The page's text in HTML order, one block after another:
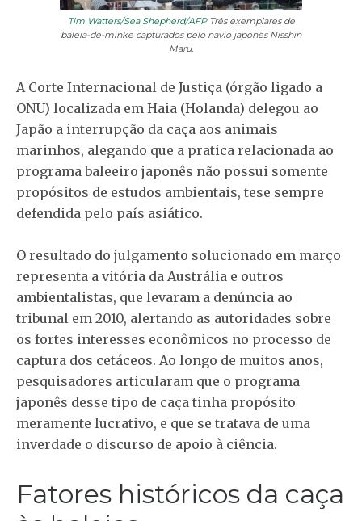
Tim Watters/Sea Shepherd/AFPTrês exemplares de
baleia-de-minke capturados pelo navio japonês Nisshin
Maru.
A Corte Internacional de Justiça (órgão ligado a
ONU) localizada em Haia (Holanda) delegou ao
Japão a interrupção da caça aos animais
marinhos, alegando que a pratica relacionada ao
programa baleeiro japonês não possui somente
propósitos de estudos ambientais, tese sempre
defendida pelo país asiático.
O resultado do julgamento solucionado em março
representa a vitória da Austrália e outros
ambientalistas, que levaram a denúncia ao
tribunal em 2010, alertando as autoridades sobre
os fortes interesses econômicos no processo de
captura dos cetáceos. Ao longo de muitos anos,
pesquisadores articularam que o programa
japonês desse tipo de caça tinha propósito
meramente lucrativo, e que se tratava de uma
inverdade o discurso de apoio à ciência.
Fatores históricos da caça